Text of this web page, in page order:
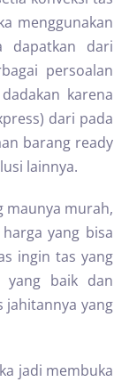
menggunakan
dapatkan dari
persoalan
karena
dari pada
barang ready
lainnya.
maunya murah,
yang bisa
ingin tas yang
yang baik dan
jahitannya yang
jadi membuka